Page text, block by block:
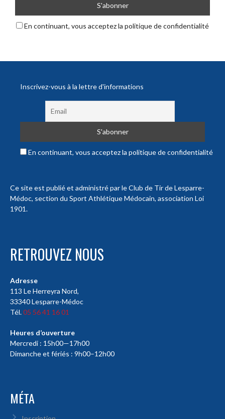
En continuant, vous acceptez la politique de confidentialité
Inscrivez-vous à la lettre d'informations
En continuant, vous acceptez la politique de confidentialité
Ce site est publié et administré par le Club de Tir de Lesparre-
Médoc, section du Sport Athlétique Médocain, association Loi
1901.
RETROUVEZ NOUS
Adresse
113 Le Herreyra Nord,
33340 Lesparre-Médoc
Tél.05 56 41 16 01
Heures d’ouverture
Mercredi : 15h00—17h00
Dimanche et fériés : 9h00–12h00
MÉTA